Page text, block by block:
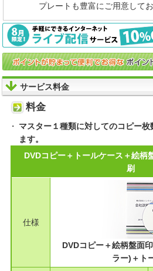
プレートも豊富にご用意してお
サービス料金
料金
マスター１種類に対してのコピー
ます。
DVDコピー＋トールケース＋絵柄
刷
仕様
DVDコピー＋絵柄盤面
ラー)＋ト